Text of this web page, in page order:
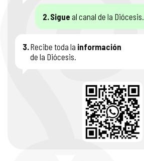
2.Sigue al canal de la Diócesis.
3.Recibe toda la información
de la Diócesis.